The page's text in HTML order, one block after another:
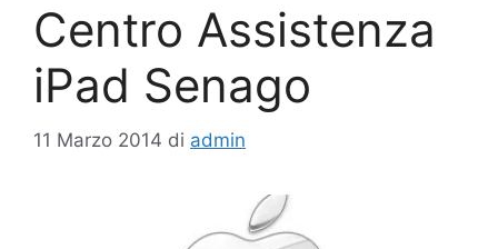
Centro Assistenza
iPad Senago
11 Marzo 2014 di admin